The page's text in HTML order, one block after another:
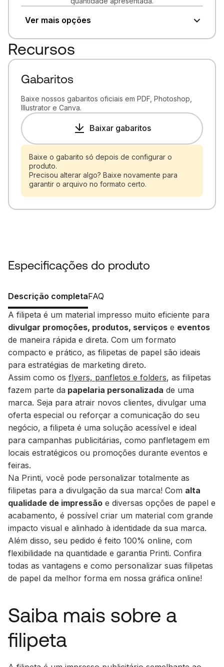
Ver mais opções
Recursos
Gabaritos
Baixe nossos gabaritos oficiais em PDF, Photoshop,
Illustrator e Canva.
Baixar gabaritos
Baixe o gabarito só depois de configurar o
produto.
Precisou alterar algo? Baixe novamente para
garantir o arquivo no formato certo.
Especificações do produto
Descrição completaFAQ
A filipeta é um material impresso muito eficiente para
divulgar promoções, produtos, serviços e eventos
de maneira rápida e direta. Com um formato
compacto e prático, as filipetas de papel são ideais
para estratégias de marketing direto.
Assim como os flyers, panfletos e folders, as filipetas
fazem parte da papelaria personalizada de uma
marca. Seja para atrair novos clientes, divulgar uma
oferta especial ou reforçar a comunicação do seu
negócio, a filipeta é uma solução acessível e ideal
para campanhas publicitárias, como panfletagem em
locais estratégicos ou promoções durante eventos e
feiras.
Na Printi, você pode personalizar totalmente as
filipetas para a divulgação da sua marca! Com alta
qualidade de impressão e diversas opções de papel e
acabamento, é possível criar um material com grande
impacto visual e alinhado à identidade da sua marca.
Além disso, seu pedido é feito 100% online, com
flexibilidade na quantidade e garantia Printi. Confira
todas as vantagens e como personalizar suas filipetas
de papel da melhor forma em nossa gráfica online!
Saiba mais sobre a
filipeta